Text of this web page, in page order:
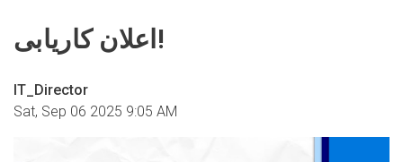
اعلان کاریابی!
IT_Director
Sat, Sep 06 2025 9:05 AM